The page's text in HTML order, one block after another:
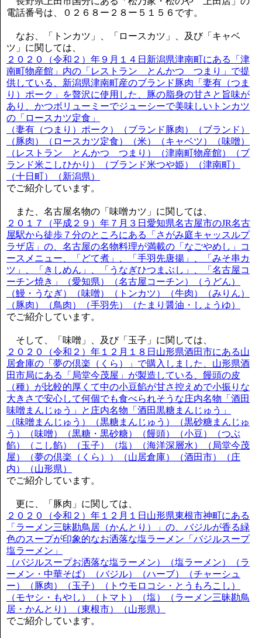
電話番号は、０２６８ー２８ー５１５６です。
なお、「トンカツ」、「ロースカツ」、及び「キャベ
ツ」に関しては、
２０２０（令和２）年９月１４日新潟県津南町にある「津
南町物産館」内の「レストラン とんかつ つまり」で提
供している、新潟県津南町産のブランド豚肉「妻有（つま
り）ポーク」を贅沢に使用した、豚の脂身の甘さと旨味が
あり、かつボリューミーでジューシーで美味しいトンカツ
の「ロースカツ定食」
（妻有（つまり）ポーク）（ブランド豚肉）（ブランド）
（豚肉）（ロースカツ定食）（米）（キャベツ）（味噌）
（レストラン とんかつ つまり）（津南町物産館）（ブ
ランド米こしひかり）（ブランド米つや姫）（津南町）
（十日町）（新潟県）
でご紹介しています。
また、名古屋名物の「味噌カツ」に関しては、
２０１７（平成２９）年７月３日愛知県名古屋市のJR名古
屋駅から徒歩７分のところにある「さがみ庭キャッスルプ
ラザ店」の、名古屋の名物料理が満載の「なごやめし」コ
ースメニュー、「どて煮」、「手羽先唐揚」、「みそ串カ
ツ」、「きしめん」、「うなぎひつまぶし」、「名古屋コ
ーチン焼き」（愛知県）（名古屋コーチン）（うどん）
（鰻・うなぎ）（味噌）（トンカツ）（牛肉）（みりん）
（豚肉）（鳥肉）（手羽先）（たまり醤油・しょうゆ）
でご紹介しています。
そして、「味噌」、及び「玉子」に関しては、
２０２０（令和２）年１２月１８日山形県酒田市にある山
居倉庫の「夢の倶楽（くら）」で購入しました、山形県酒
田市局にある「局堂今茂屋」が製造している、饅頭の皮
（種）が比較的厚くて中の小豆餡が甘さ控えめで小振りな
大きさで安心して何個でも食べられそうな庄内名物「酒田
味噌まんじゅう」と庄内名物「酒田黒糖まんじゅう」
（味噌まんじゅう）（黒糖まんじゅう）（黒砂糖まんじゅ
う）（味噌）（黒糖・黒砂糖）（饅頭）（小豆）（つぶ
餡）（こし餡）（玉子）（塩）（海洋深層水）（局堂今茂
屋）（夢の倶楽（くら））（山居倉庫）（酒田市）（庄
内）（山形県）
でご紹介しています。
更に、「豚肉」に関しては、
２０２０（令和２）年１２月１日山形県東根市神町にある
「ラーメン三昧勘鳥居（かんとり）」の、バジルが香る緑
色のスープが印象的なお洒落な塩ラーメン「バジルスープ
塩ラーメン」
（バジルスープお洒落な塩ラーメン）（塩ラーメン）（ラ
ーメン・中華そば）（バジル）（ハーブ）（チャーシュ
ー）（豚肉）（玉子）（トウモロコシ・とうもろこし）
（モヤシ・もやし）（トマト）（塩）（ラーメン三昧勘鳥
居・かんとり）（東根市）（山形県）
でご紹介しています。